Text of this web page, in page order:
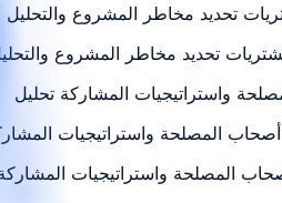
تحديد مخاطر المشروع
تحديد مخاطر المشروع
المصلحة واستراتيجيات
المصلحة واستراتيجيات